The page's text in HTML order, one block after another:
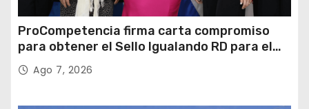
ProCompetencia firma carta compromiso
para obtener el Sello Igualando RD para el
Sector Público
Ago 7, 2026